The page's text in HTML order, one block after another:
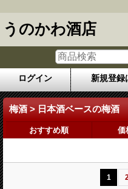
うのかわ酒店
ログイン 新規登録
梅酒 > 日本酒ベースの梅酒
おすすめ順 価
1 2